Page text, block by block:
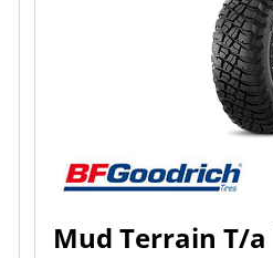
Mud Terrain T/a